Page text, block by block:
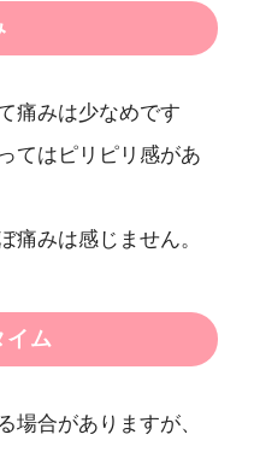
痛みは少なめです
てはピリピリ感があ
痛みは感じません。
イム
場合がありますが、